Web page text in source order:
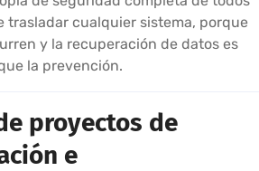
trasladar cualquier sistema, porque
y la recuperación de datos es
la prevención.
proyectos de
e